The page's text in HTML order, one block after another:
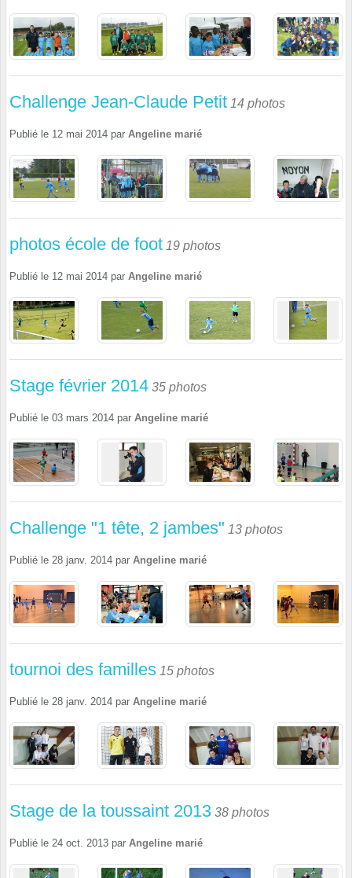
Challenge Jean-Claude Petit 14 photos
Publié le 12 mai 2014 par Angeline marié
photos école de foot 19 photos
Publié le 12 mai 2014 par Angeline marié
Stage février 2014 35 photos
Publié le 03 mars 2014 par Angeline marié
Challenge "1 tête, 2 jambes" 13 photos
Publié le 28 janv. 2014 par Angeline marié
tournoi des familles 15 photos
Publié le 28 janv. 2014 par Angeline marié
Stage de la toussaint 2013 38 photos
Publié le 24 oct. 2013 par Angeline marié